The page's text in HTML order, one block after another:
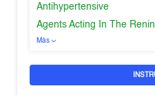
Antihypertensive
Agents Acting In The
Más